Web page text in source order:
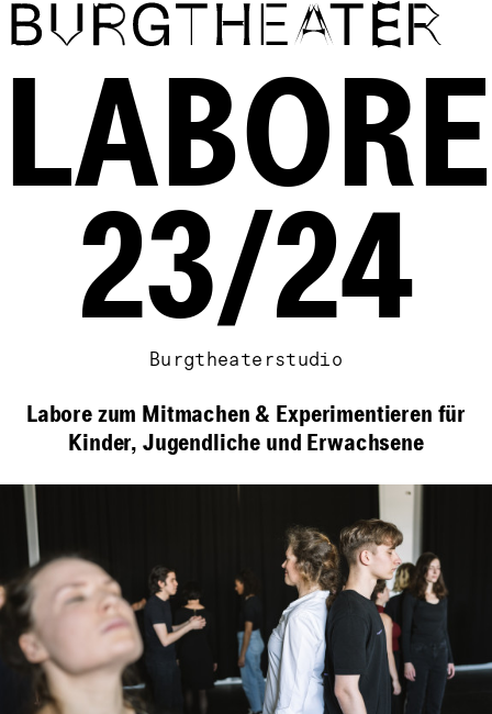
Direkt zum Inhalt
LABORE
23/24
Burgtheaterstudio
Labore zum Mitmachen & Experimentieren für
Kinder, Jugendliche und Erwachsene